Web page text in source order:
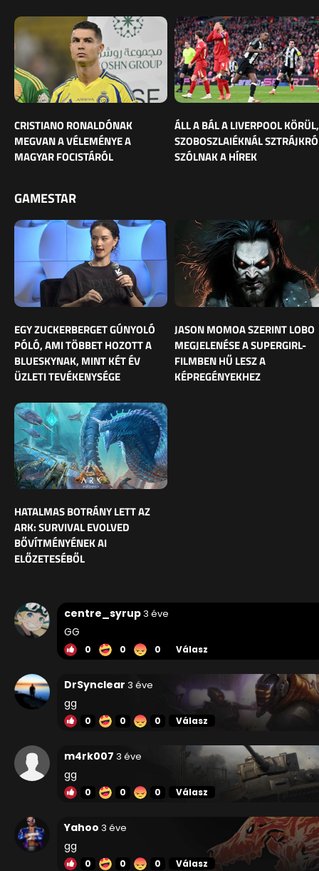
CRISTIANO RONALDÓNAK
MEGVAN A VÉLEMÉNYE A
MAGYAR FOCISTÁRÓL
ÁLL A BÁL A LIVERPOOL KÖRÜL,
SZOBOSZLAIÉKNÁL
SZÓLNAK A HÍREK
GAMESTAR
EGY ZUCKERBERGET GÚNYOLÓ
PÓLÓ, AMI TÖBBET HOZOTT A
BLUESKYNAK, MINT KÉT ÉV
ÜZLETI TEVÉKENYSÉGE
JASON MOMOA SZERINT LOBO
MEGJELENÉSE A SUPERGIRL-
FILMBEN HŰ LESZ A
KÉPREGÉNYEKHEZ
HATALMAS BOTRÁNY LETT AZ
ARK: SURVIVAL EVOLVED
BŐVÍTMÉNYÉNEK AI
ELŐZETESÉBŐL
centre_syrup3 éve
GG
0 0 0 Válasz
DrSynclear 3 éve
gg
0 0 0 Válasz
m4rk007 3 éve
gg
0 0 0 Válasz
Yahoo 3 éve
gg
0 0 0 Válasz